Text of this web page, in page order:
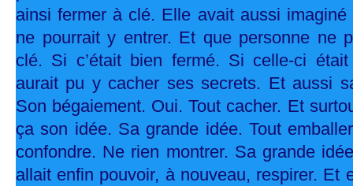
ainsi fermer à clé. Elle avait aussi imaginé
ne pourrait y entrer. Et que personne ne
clé. Si c’était bien fermé. Si celle-ci
aurait pu y cacher ses secrets. Et aussi
Son bégaiement. Oui. Tout cacher. Et
ça son idée. Sa grande idée. Tout
confondre. Ne rien montrer. Sa grande
allait enfin pouvoir, à nouveau, respirer. Et